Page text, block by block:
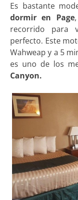
Es bastante
dormir en Page
recorrido para
perfecto. Este
Wahweap y a 5
es uno de los
Canyon.